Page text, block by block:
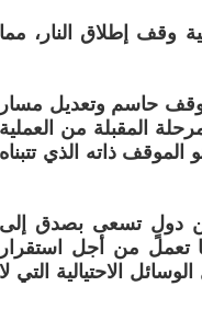
وقف إطلاق النار، مما
حاسم وتعديل مسار
المقبلة من العملية
ذاته الذي تتبناه
دولٍ تسعى بصدق إلى
تعمل من أجل استقرار
الاحتيالية التي لا